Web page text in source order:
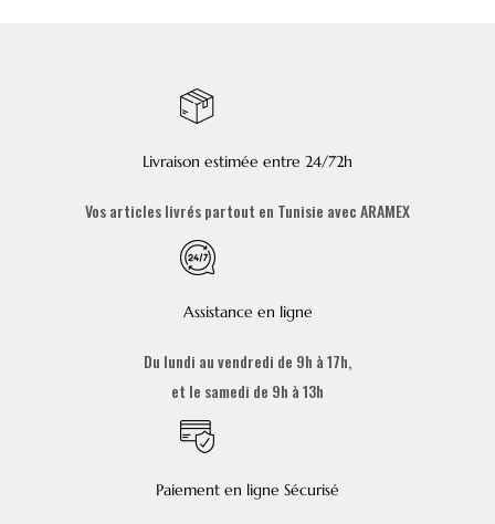
Livraison estimée entre 24/72h
Vos articles livrés partout en Tunisie avec ARAMEX
Assistance en ligne
Du lundi au vendredi de 9h à 17h,
et le samedi de 9h à 13h
Paiement en ligne Sécurisé